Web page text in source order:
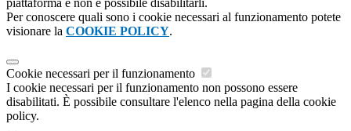
piattaforma e non è possibile disabilitarli.
Per conoscere quali sono i cookie necessari al funzionamento potete
visionare la COOKIE POLICY.
Cookie necessari per il funzionamento
I cookie necessari per il funzionamento non possono essere
disabilitati. È possibile consultare l'elenco nella pagina della cookie
policy.